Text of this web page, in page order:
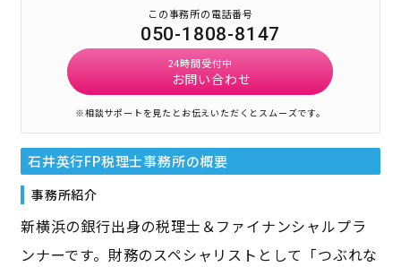
この事務所の電話番号
050-1808-8147
24時間受付中
お問い合わせ
※相談サポートを見たとお伝えいただくとスムーズです。
石井英行FP税理士事務所の概要
事務所紹介
新横浜の銀行出身の税理士＆ファイナンシャルプラ
ンナーです。財務のスペシャリストとして「つぶれな